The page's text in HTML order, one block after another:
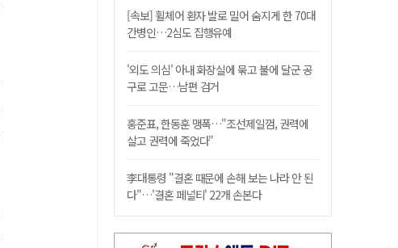
[속보] 휠체어 환자 발로 밀어 숨지게 한 70대
간병인…2심도 집행유예
'외도 의심' 아내 화장실에 묶고 불에 달군 공
구로 고문…남편 검거
홍준표, 한동훈 맹폭…"조선제일껌, 권력에
살고 권력에 죽었다"
李대통령 "결혼 때문에 손해 보는 나라 안 된
다"…'결혼 페널티' 22개 손본다